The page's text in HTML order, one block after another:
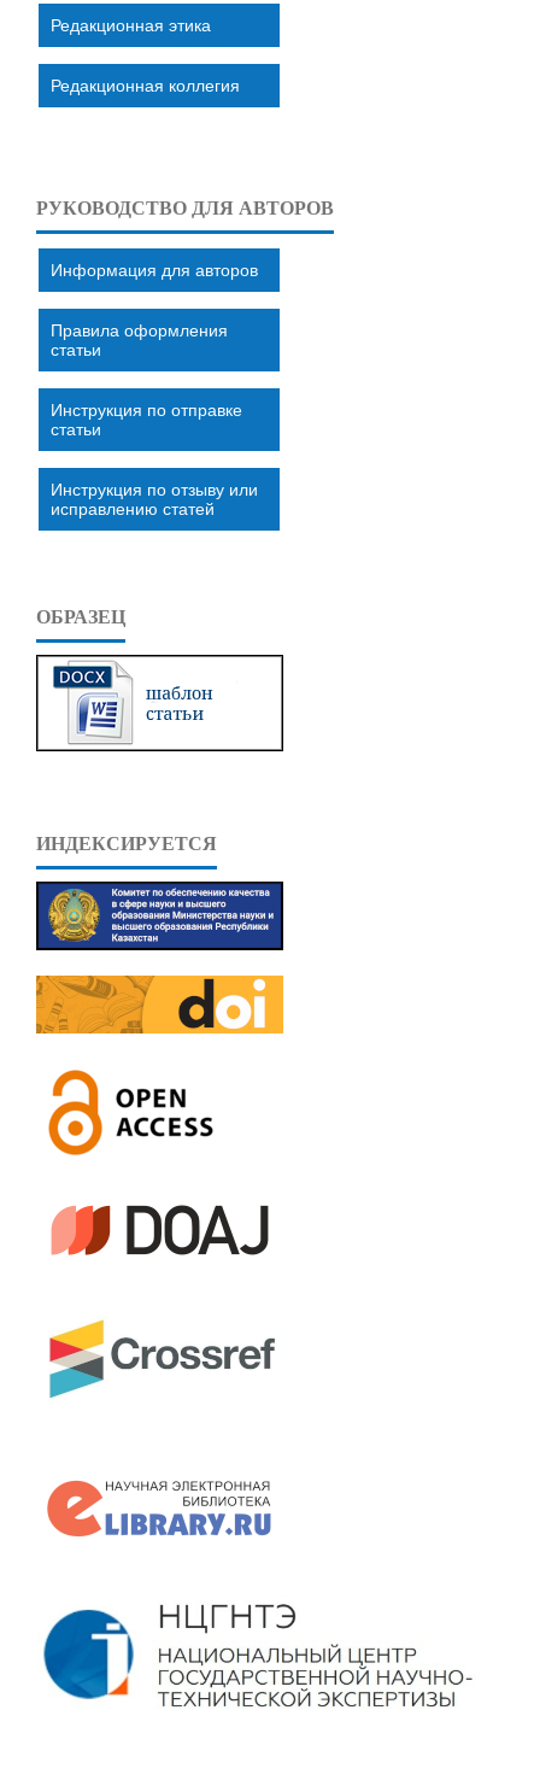
Редакционная этика
Редакционная коллегия
РУКОВОДСТВО ДЛЯ АВТОРОВ
Информация для авторов
Правила оформления
статьи
Инструкция по отправке
статьи
Инструкция по отзыву или
исправлению статей
ОБРАЗЕЦ
ИНДЕКСИРУЕТСЯ